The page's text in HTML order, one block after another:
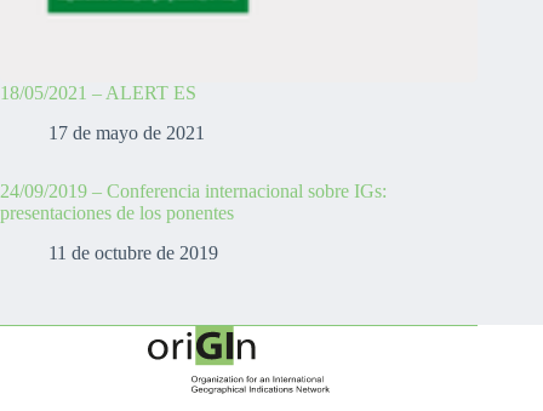
18/05/2021 – ALERT ES
17 de mayo de 2021
24/09/2019 – Conferencia internacional sobre IGs:
presentaciones de los ponentes
11 de octubre de 2019